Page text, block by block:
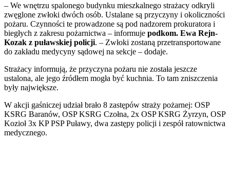
– We wnętrzu spalonego budynku mieszkalnego strażacy odkryli
zwęglone zwłoki dwóch osób. Ustalane są przyczyny i okoliczności
pożaru. Czynności te prowadzone są pod nadzorem prokuratora i
biegłych z zakresu pożarnictwa – informuje podkom. Ewa Rejn-
Kozak z puławskiej policji. – Zwłoki zostaną przetransportowane
do zakładu medycyny sądowej na sekcje – dodaje.
Strażacy informują, że przyczyna pożaru nie została jeszcze
ustalona, ale jego źródłem mogła być kuchnia. To tam zniszczenia
były największe.
W akcji gaśniczej udział brało 8 zastępów straży pożarnej: OSP
KSRG Baranów, OSP KSRG Czołna, 2x OSP KSRG Żyrzyn, OSP
Kozioł 3x KP PSP Puławy, dwa zastępy policji i zespół ratownictwa
medycznego.